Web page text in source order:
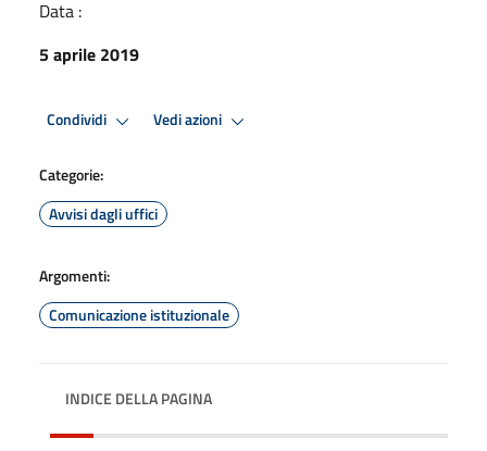
Data :
5 aprile 2019
Condividi Vedi azioni
Categorie:
Avvisi dagli uffici
Argomenti:
Comunicazione istituzionale
INDICE DELLA PAGINA